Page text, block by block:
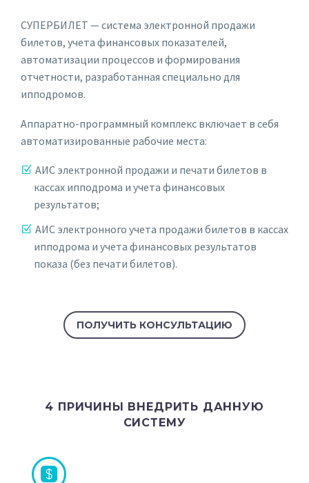
СУПЕРБИЛЕТ — система электронной продажи
билетов, учета финансовых показателей,
автоматизации процессов и формирования
отчетности, разработанная специально для
ипподромов.
Аппаратно-программный комплекс включает в себя
автоматизированные рабочие места:
АИС электронной продажи и печати билетов в
кассах ипподрома и учета финансовых
результатов;
АИС электронного учета продажи билетов в кассах
ипподрома и учета финансовых результатов
показа (без печати билетов).
ПОЛУЧИТЬ КОНСУЛЬТАЦИЮ
4 ПРИЧИНЫ ВНЕДРИТЬ ДАННУЮ
СИСТЕМУ

